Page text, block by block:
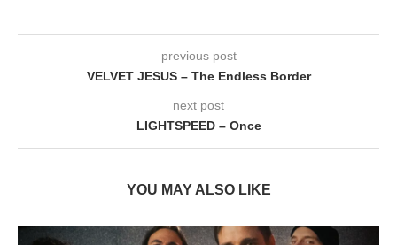
previous post
VELVET JESUS – The Endless Border
next post
LIGHTSPEED – Once
YOU MAY ALSO LIKE